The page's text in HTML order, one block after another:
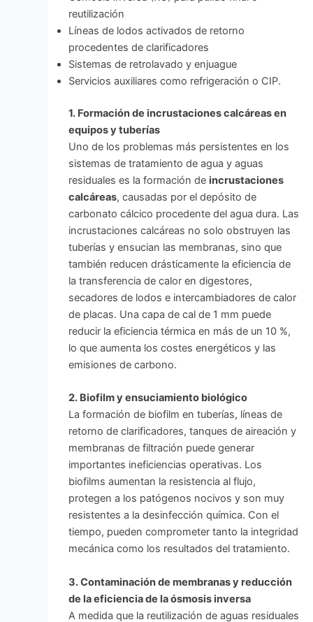
reutilización
Líneas de lodos activados de retorno
procedentes de clarificadores
Sistemas de retrolavado y enjuague
Servicios auxiliares como refrigeración o CIP.
1. Formación de incrustaciones calcáreas en
equipos y tuberías
Uno de los problemas más persistentes en los
sistemas de tratamiento de agua y aguas
residuales es la formación de incrustaciones
calcáreas, causadas por el depósito de
carbonato cálcico procedente del agua dura. Las
incrustaciones calcáreas no solo obstruyen las
tuberías y ensucian las membranas, sino que
también reducen drásticamente la eficiencia de
la transferencia de calor en digestores,
secadores de lodos e intercambiadores de calor
de placas. Una capa de cal de 1 mm puede
reducir la eficiencia térmica en más de un 10 %,
lo que aumenta los costes energéticos y las
emisiones de carbono.
2. Biofilm y ensuciamiento biológico
La formación de biofilm en tuberías, líneas de
retorno de clarificadores, tanques de aireación y
membranas de filtración puede generar
importantes ineficiencias operativas. Los
biofilms aumentan la resistencia al flujo,
protegen a los patógenos nocivos y son muy
resistentes a la desinfección química. Con el
tiempo, pueden comprometer tanto la integridad
mecánica como los resultados del tratamiento.
3. Contaminación de membranas y reducción
de la eficiencia de la ósmosis inversa
A medida que la reutilización de aguas residuales